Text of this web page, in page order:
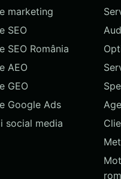
marketing
SEO
SEO România
AEO
GEO
Google Ads
social media